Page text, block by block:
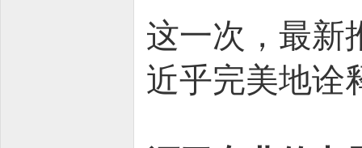
这一次，最新
近乎完美地诠